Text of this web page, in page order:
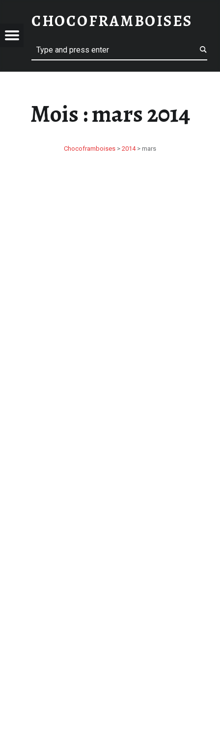
CHOCOFRAMBOISES
Menu
Mois :mars 2014
Chocoframboises > 2014> mars